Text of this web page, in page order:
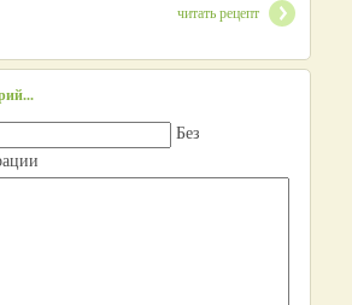
читать рецепт
Без